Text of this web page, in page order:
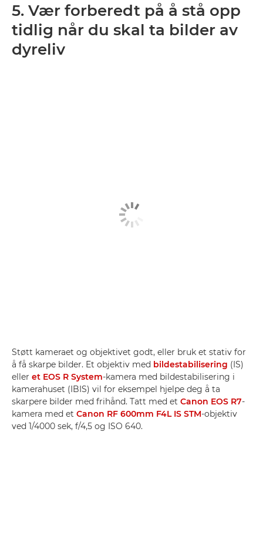
5. Vær forberedt på å stå opp
tidlig når du skal ta bilder av
dyreliv
Støtt kameraet og objektivet godt, eller bruk et stativ for
å få skarpe bilder. Et objektiv med bildestabilisering (IS)
eller et EOS R System-kamera med bildestabilisering i
kamerahuset (IBIS) vil for eksempel hjelpe deg å ta
skarpere bilder med frihånd. Tatt med et Canon EOS R7-
kamera med et Canon RF 600mm F4L IS STM-objektiv
ved 1/4000 sek, f/4,5 og ISO 640.